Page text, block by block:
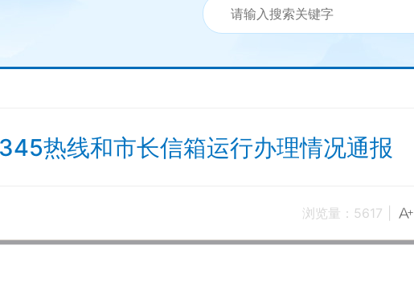
热线和市长信箱运行办理情况通报
浏览量： 5617